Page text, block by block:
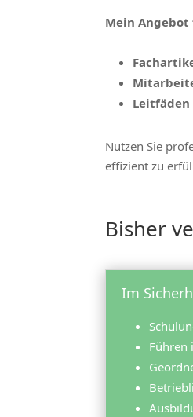
Mein
Leitfäden
Nutzen Sie
effizient zu
Bisher
Im
Führen